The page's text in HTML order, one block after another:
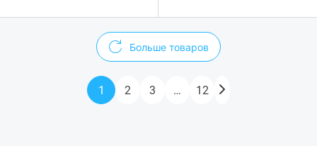
Больше товаров
1 2 3 … 12